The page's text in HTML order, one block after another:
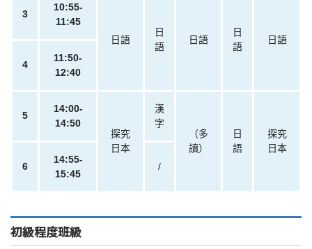
3
10:55-
11:45
日語
日
語
日語
日
語
日語
4
11:50-
12:40
5
14:00-
14:50
探究
日本
漢
字
（多
讀）
日
語
探究
日本
6
14:55-
15:45
/
初級程度班級